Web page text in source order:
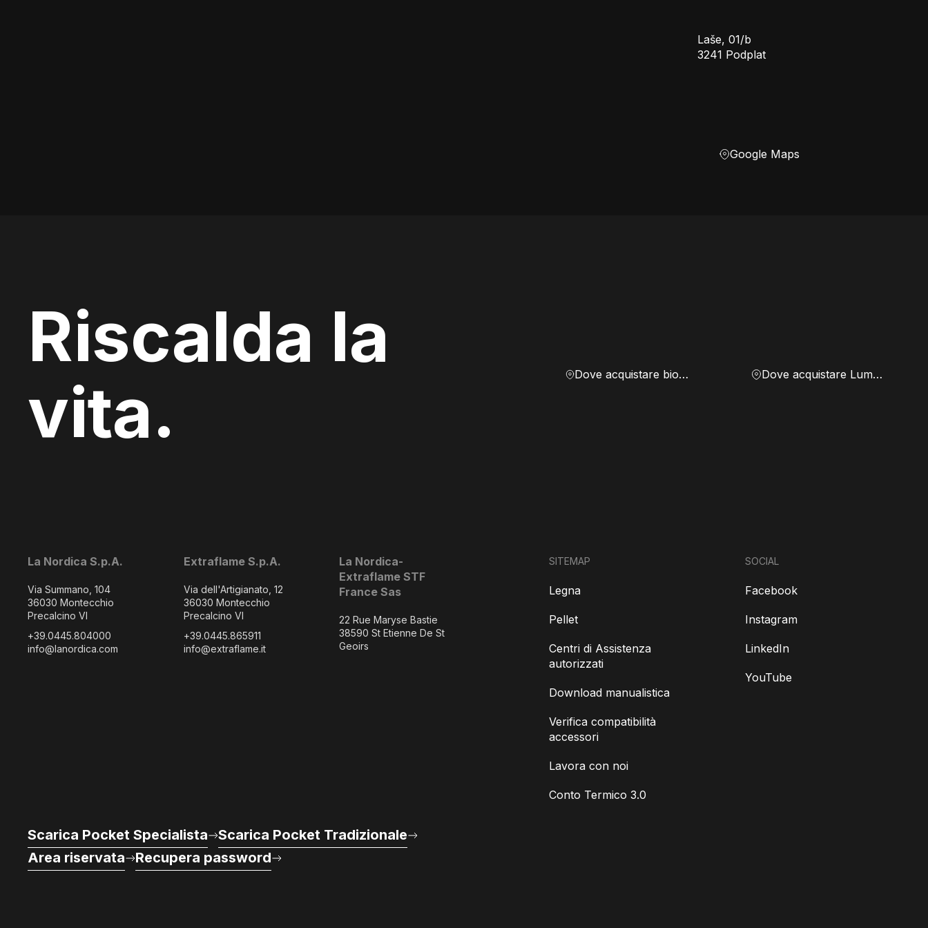
Laše, 01/b
3241 Podplat
Google Maps
Riscalda la
vita.
Dove acquistare biomassa Dove acquistare Lumen
La Nordica S.p.A.
Via Summano, 104
36030 Montecchio
Precalcino VI
+39.0445.804000
info@lanordica.com
Extraflame S.p.A.
Via dell'Artigianato, 12
36030 Montecchio
Precalcino VI
+39.0445.865911
info@extraflame.it
La Nordica-
Extraflame STF
France Sas
22 Rue Maryse Bastie
38590 St Etienne De St
Geoirs
Scarica Pocket Specialista
Scarica Pocket Tradizionale
Area riservata
Recupera password
SITEMAP
Legna
Pellet
Centri di Assistenza
autorizzati
Download manualistica
Verifica compatibilità
accessori
Lavora con noi
Conto Termico 3.0
SOCIAL
Facebook
Instagram
LinkedIn
YouTube